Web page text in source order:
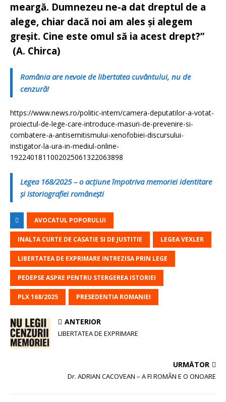
meargă. Dumnezeu ne-a dat dreptul de a
alege, chiar dacă noi am ales și alegem
greșit. Cine este omul să ia acest drept?”
(A. Chirca)
România are nevoie de libertatea cuvântului, nu de
cenzură!
https://www.news.ro/politic-intern/camera-deputatilor-a-votat-
proiectul-de-lege-care-introduce-masuri-de-prevenire-si-
combatere-a-antisemitismului-xenofobiei-discursului-
instigator-la-ura-in-mediul-online-
1922401811002025061322063898
Legea 168/2025 – o acțiune împotriva memoriei identitare
și istoriografiei românești
AVOCATUL POPORULUI
INALTA CURTE DE CASATIE SI DE JUSTITIE LEGEA VEXLER
LIBERTATEA DE EXPRIMARE INTREZISA PRIN LEGE
PEDEPSE ASPRE PENTRU STERGEREA ISTORIEI
PLX 168/2025 PRESEDENTIA ROMANIEI
ANTERIOR
LIBERTATEA DE EXPRIMARE
URMĂTOR
Dr. ADRIAN CACOVEAN – A FI ROMÂN E O ONOARE